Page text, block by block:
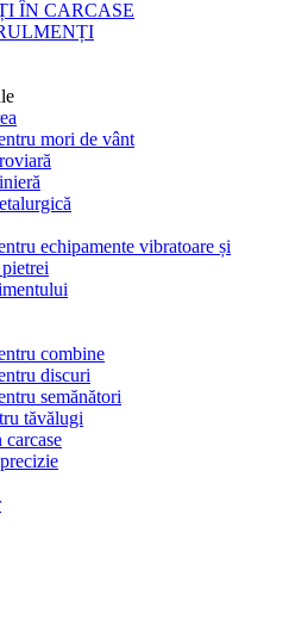
ÎN CARCASE
mori de vânt
echipamente vibratoare și
combine
discuri
semănători
tăvălugi